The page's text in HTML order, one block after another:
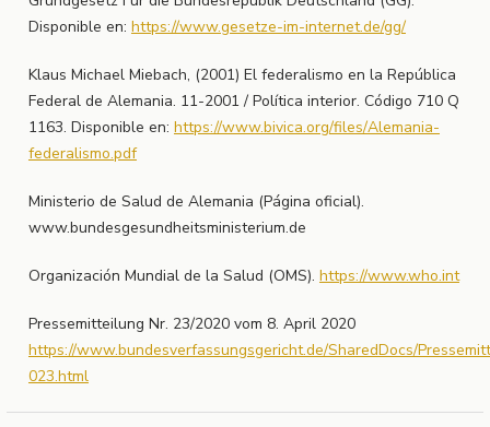
Disponible en: https://www.gesetze-im-internet.de/gg/
Klaus Michael Miebach, (2001) El federalismo en la República
Federal de Alemania. 11-2001 / Política interior. Código 710 Q
1163. Disponible en: https://www.bivica.org/files/Alemania-
federalismo.pdf
Ministerio de Salud de Alemania (Página oficial).
www.bundesgesundheitsministerium.de
Organización Mundial de la Salud (OMS). https://www.who.int
Pressemitteilung Nr. 23/2020 vom 8. April 2020
https://www.bundesverfassungsgericht.de/SharedDocs/
023.html